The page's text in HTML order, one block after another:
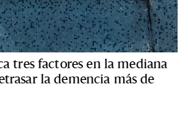
tres factores en la mediana
la demencia más de